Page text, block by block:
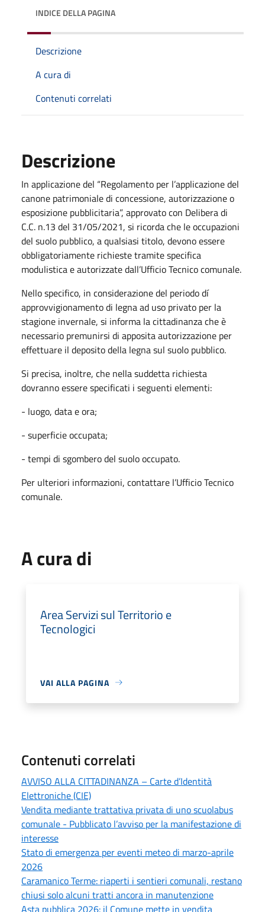
INDICE DELLA PAGINA
Descrizione
A cura di
Contenuti correlati
Descrizione
In applicazione del “Regolamento per l’applicazione del
canone patrimoniale di concessione, autorizzazione o
esposizione pubblicitaria”, approvato con Delibera di
C.C. n.13 del 31/05/2021, si ricorda che le occupazioni
del suolo pubblico, a qualsiasi titolo, devono essere
obbligatoriamente richieste tramite specifica
modulistica e autorizzate dall’Ufficio Tecnico comunale.
Nello specifico, in considerazione del periodo dí
approvvigionamento di legna ad uso privato per la
stagione invernale, si informa la cittadinanza che è
necessario premunirsi di apposita autorizzazione per
effettuare il deposito della legna sul suolo pubblico.
Si precisa, inoltre, che nella suddetta richiesta
dovranno essere specificati i seguenti elementi:
- luogo, data e ora;
- ⁠superficie occupata;
- ⁠tempi di sgombero del suolo occupato.
Per ulteriori informazioni, contattare l’Ufficio Tecnico
comunale.
A cura di
Area Servizi sul Territorio e
Tecnologici
VAI ALLA PAGINA
Contenuti correlati
AVVISO ALLA CITTADINANZA – Carte d’Identità
Elettroniche (CIE)
Vendita mediante trattativa privata di uno scuolabus
comunale - Pubblicato l’avviso per la manifestazione di
interesse
Stato di emergenza per eventi meteo di marzo-aprile
2026
Caramanico Terme: riaperti i sentieri comunali, restano
chiusi solo alcuni tratti ancora in manutenzione
Asta pubblica 2026: il Comune mette in vendita